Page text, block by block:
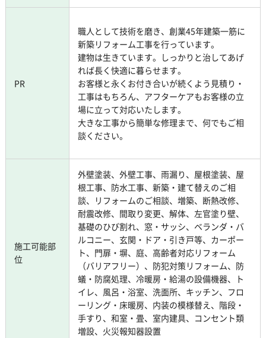
PR
職人として技術を磨き、創業45年建築一筋に
新築リフォーム工事を行っています。
建物は生きています。しっかりと治してあげ
れば長く快適に暮らせます。
お客様と永くお付き合いが続くよう見積り・
工事はもちろん、アフターケアもお客様の立
場に立って対応いたします。
大きな工事から簡単な修理まで、何でもご相
談ください。
施工可能部
位
外壁塗装、外壁工事、雨漏り、屋根塗装、屋
根工事、防水工事、新築・建て替えのご相
談、リフォームのご相談、増築、断熱改修、
耐震改修、間取り変更、解体、左官塗り壁、
基礎のひび割れ、窓・サッシ、ベランダ・バ
ルコニー、玄関・ドア・引き戸等、カーポー
ト、門扉・塀、庭、高齢者対応リフォーム
（バリアフリー）、防犯対策リフォーム、防
蟻・防腐処理、冷暖房・給湯の設備機器、ト
イレ、風呂・浴室、洗面所、キッチン、フロ
ーリング・床暖房、内装の模様替え、階段・
手すり、和室・畳、室内建具、コンセント類
増設、火災報知器設置